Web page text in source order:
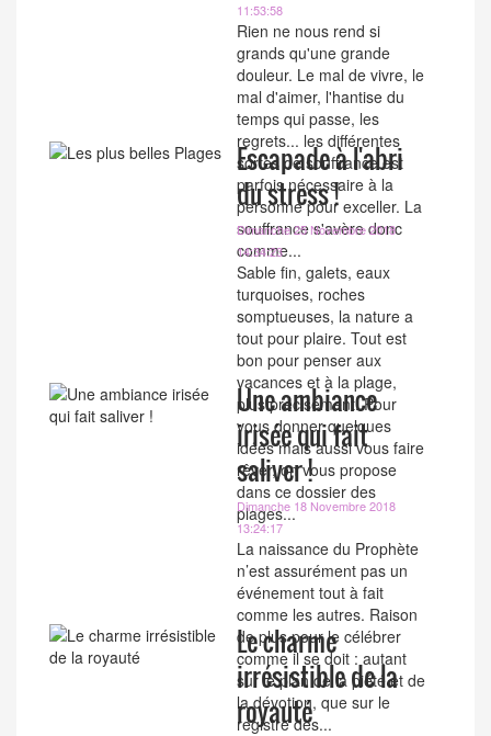
11:53:58
Rien ne nous rend si
grands qu'une grande
douleur. Le mal de vivre, le
mal d'aimer, l'hantise du
temps qui passe, les
regrets... les différentes
sortes de souffrance est
parfois nécessaire à la
personne pour exceller. La
souffrance s'avère donc
comme...
Escapade à l'abri
du stress !
Dimanche 25 Novembre 2018
14:34:23
Sable fin, galets, eaux
turquoises, roches
somptueuses, la nature a
tout pour plaire. Tout est
bon pour penser aux
vacances et à la plage,
plus précisément. Pour
vous donner quelques
idées mais aussi vous faire
rêver, on vous propose
dans ce dossier des
plages...
Une ambiance
irisée qui fait
saliver !
Dimanche 18 Novembre 2018
13:24:17
La naissance du Prophète
n’est assurément pas un
événement tout à fait
comme les autres. Raison
de plus pour le célébrer
comme il se doit : autant
sur le plan de la piété et de
la dévotion, que sur le
registre des...
Le charme
irrésistible de la
royauté